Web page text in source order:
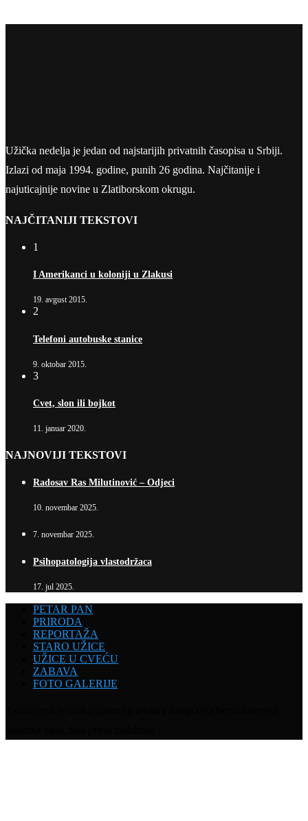
Užička nedelja je jedan od najstarijih privatnih časopisa u Srbiji.
Izlazi od maja 1994. godine, punih 26 godina. Najčitanije i
najuticajnije novine u Zlatiborskom okrugu.
NAJČITANIJI TEKSTOVI
1
I Amerikanci u koloniji u Zlakusi
19. avgust 2015.
2
Telefoni autobuske stanice
9. oktobar 2015.
3
Cvet, slon ili bojkot
11. januar 2020.
NAJNOVIJI TEKSTOVI
Radosav Ras Milutinović – Odjeci
10. novembar 2025.
7. novembar 2025.
Psihopatologija vlastodržaca
17. jul 2025.
PETAR PAN
PRIRODA
REPORTAŽA
STARO UŽICE
UŽICE U CVEĆU
ZABAVA
FOTO GALERIJE